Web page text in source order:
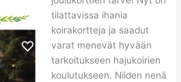
tilattavissa ihania
koirakortteja ja saadut
varat menevät hyvään
tarkoitukseen hajukoirien
koulutukseen. Niiden nenä